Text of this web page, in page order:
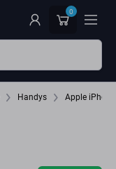
0
Handys Apple